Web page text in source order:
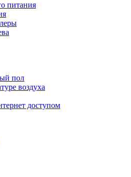
питания
пол
воздуха
доступом